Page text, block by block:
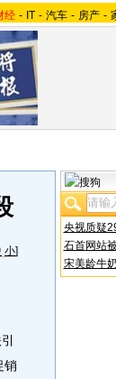
经 - IT - 汽车 - 房产 -
小]
销
央视质疑
石首网站
宋美龄牛